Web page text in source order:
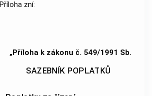
Příloha zní:
„Příloha k zákonu č. 549/1991 Sb.
SAZEBNÍK POPLATKŮ